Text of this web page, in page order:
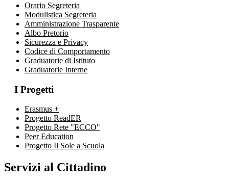
Orario Segreteria
Modulistica Segreteria
Amministrazione Trasparente
Albo Pretorio
Sicurezza e Privacy
Codice di Comportamento
Graduatorie di Istituto
Graduatorie Interne
I Progetti
Erasmus +
Progetto ReadER
Progetto Rete "ECCO"
Peer Education
Progetto Il Sole a Scuola
Servizi al Cittadino